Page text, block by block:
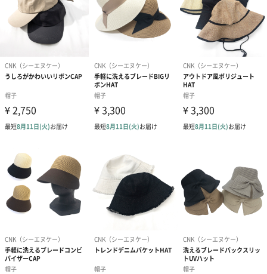
選べるカラー
O.WHITE
BLACK
BEIGE
大切なあの人へ贈る冬の贈り物
木枯らしが吹く日も、柔らかな陽が差す午後も。
大切なご友人、いつもお世話になっている方、そして一年頑張っ
た自分へのご褒美に。
心温まるギフトとして、冬の思い出にそっと寄り添うギフトを贈
ってみませんか。